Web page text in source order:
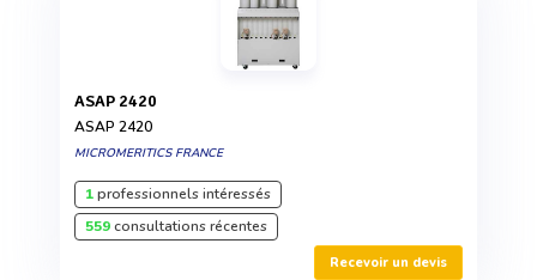
ASAP 2420
ASAP 2420
MICROMERITICS FRANCE
1professionnels intéressés
559consultations récentes
Recevoir un devis